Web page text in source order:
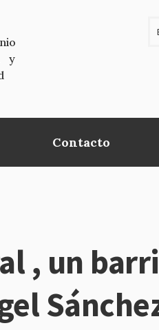
y
Contacto
, un